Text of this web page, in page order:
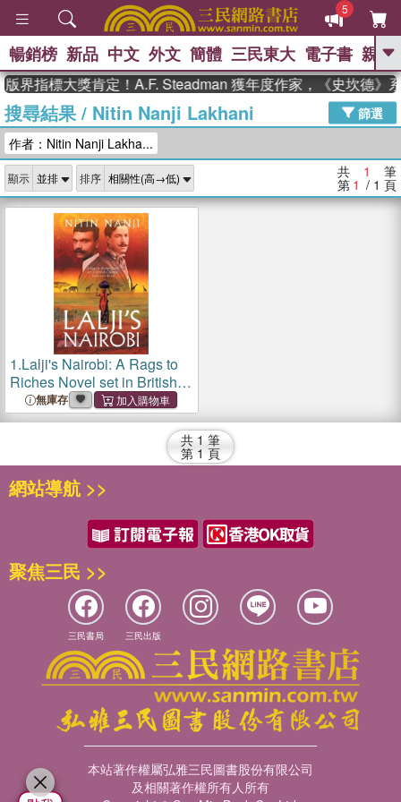
5
GO
熱搜： 東野圭吾 高希均教授回憶錄
、 The Odyssey 、 父親節 、 如果歷
獎 臺灣漫遊錄 、 方念華 、 台灣的李
登輝時代
數學女孩：黎曼猜想 、
偉大的迷走神經
暢銷榜 新品 中文 外文 簡體 三民東大 電子書 親子
界指標大獎肯定！A.F. Steadman 獲年度作家，《史坎德》
搜尋結果/ Nitin Nanji Lakhani
篩選
作者：Nitin Nanji Lakha...
顯示 排序 共 1 筆
第 1 / 1 頁
1.Lalji's Nairobi: A Rags to
Riches Novel set in British
Colonial India and Africa
無庫存
共 1 筆
第 1 頁
網站導航 >>
聚焦三民 >>
三民書局 三民出版
本站著作權屬弘雅三民圖書股份有限公司
及相關著作權所有人所有